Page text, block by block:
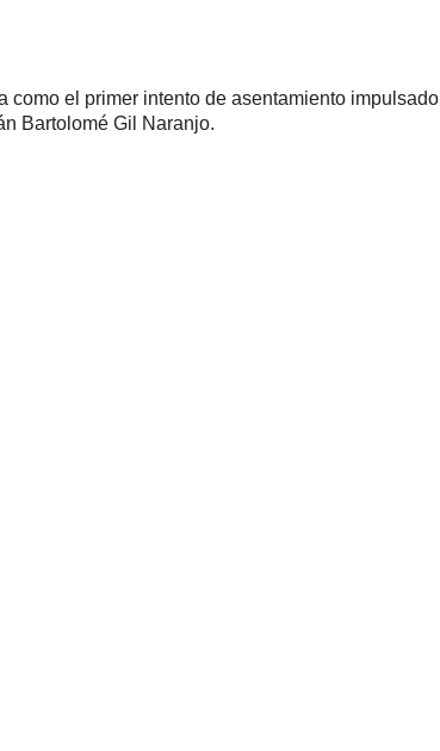
como el primer intento de asentamiento impulsado
Bartolomé Gil Naranjo.